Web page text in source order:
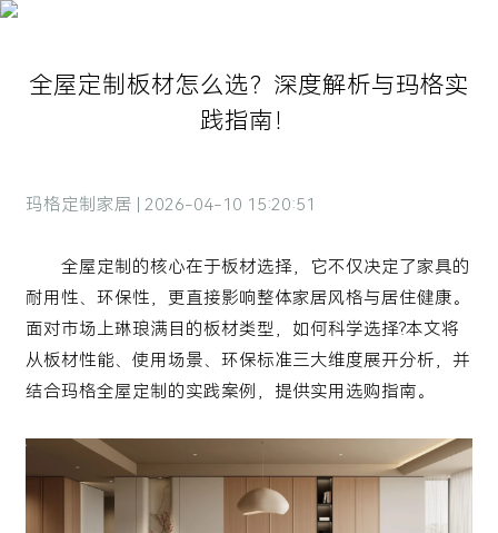
全屋定制板材怎么选？深度解析与玛格实
践指南！
玛格定制家居 | 2026-04-10 15:20:51
全屋定制的核心在于板材选择，它不仅决定了家具的
耐用性、环保性，更直接影响整体家居风格与居住健康。
面对市场上琳琅满目的板材类型，如何科学选择?本文将
从板材性能、使用场景、环保标准三大维度展开分析，并
结合玛格全屋定制的实践案例，提供实用选购指南。